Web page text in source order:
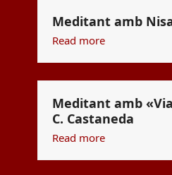
Meditant amb
Read more
Meditant amb
C. Castaneda
Read more